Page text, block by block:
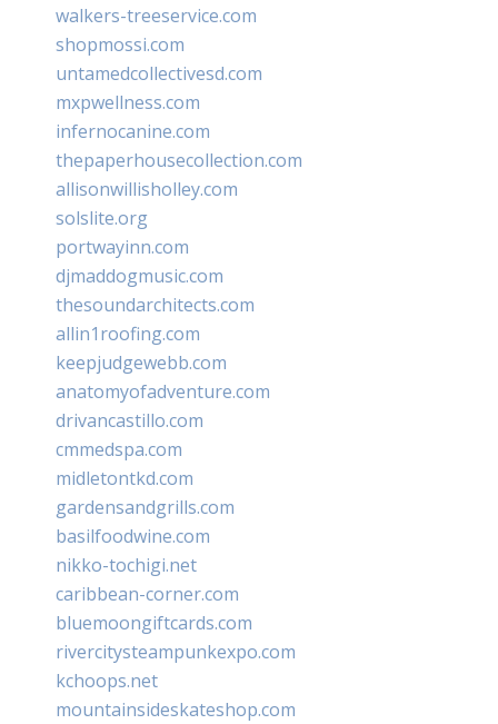
walkers-treeservice.com
shopmossi.com
untamedcollectivesd.com
mxpwellness.com
infernocanine.com
thepaperhousecollection.com
allisonwillisholley.com
solslite.org
portwayinn.com
djmaddogmusic.com
thesoundarchitects.com
allin1roofing.com
keepjudgewebb.com
anatomyofadventure.com
drivancastillo.com
cmmedspa.com
midletontkd.com
gardensandgrills.com
basilfoodwine.com
nikko-tochigi.net
caribbean-corner.com
bluemoongiftcards.com
rivercitysteampunkexpo.com
kchoops.net
mountainsideskateshop.com